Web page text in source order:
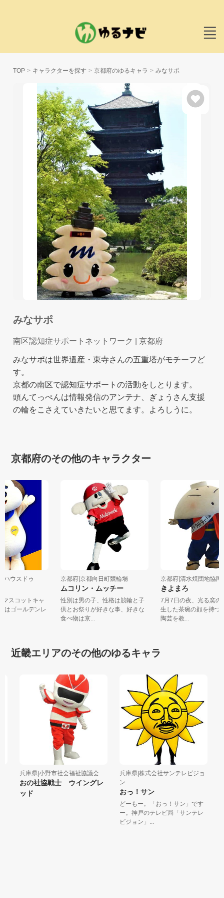
TOP キャラクターを探す 京都府のゆるキャラ みなサポ
みなサポ
南区認知症サポートネットワーク | 京都府
みなサポは世界遺産・東寺さんの五重塔がモチーフど
す。
京都の南区で認知症サポートの活動をしとります。
頭んてっぺんは情報発信のアンテナ、ぎょうさん支援
の輪をこさえていきたいと思てます。よろしうに。
京都府のその他のキャラクター
ハウスドゥ
マスコットキャ
んはゴールデンレ
京都府|京都向日町競輪場
ムコリン・ムッチー
性別は男の子、性格は競輪と子
供とお祭りが好きな事、好きな
食べ物は京...
京都府|清水焼団地協
きよまろ
7月7日の夜、光る窯
生した茶碗の顔を持
陶芸を教...
近畿エリアのその他のゆるキャラ
兵庫県|小野市社会福祉協議会
おの社協戦士 ウイングレ
ッド
兵庫県|株式会社サンテレビジョ
ン
おっ！サン
どーもー。「おっ！サン」です
ー。神戸のテレビ局「サンテレ
ビジョン」...